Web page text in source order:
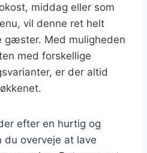
middag eller som
vil denne ret helt
gæster. Med muligheden
med forskellige
er der altid
efter en hurtig og
du overveje at lave